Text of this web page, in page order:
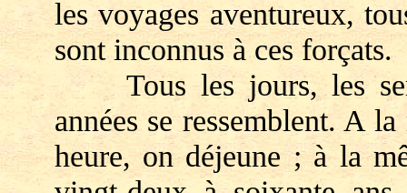
les voyages aventureux,
sont inconnus à ces forçats.
Tous les jours, les
années se ressemblent. A
heure, on déjeune ; à la